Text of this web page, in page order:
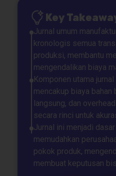
Key
Jurnal umum
kronologis semua
produksi, membantu
mengendalikan biaya
Komponen utama
mencakup biaya bahan
langsung, dan
secara rinci untuk
Jurnal ini menjadi
memudahkan
pokok produk,
membuat keputusan